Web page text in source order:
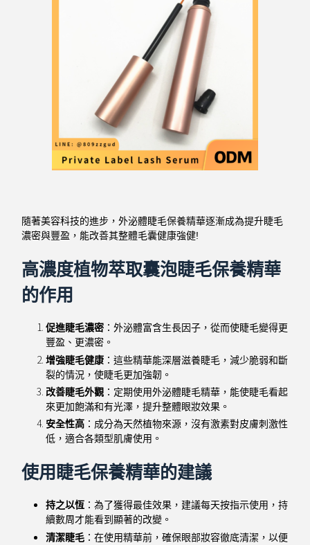
隨著美容科技的進步，外泌體睫毛保養精華逐漸成為提升睫毛
濃密與豐盈，能改善其整體毛囊健康強健!
高濃度植物萃取囊泡睫毛保養精華
的作用
促進睫毛濃密 ：外泌體富含生長因子，從而使睫毛變得更
豐盈、更濃密。
增強睫毛健康 ：這些精華能深層滋養睫毛，減少脆弱和斷
裂的情況，使睫毛更加強韌。
改善睫毛外觀 ：定期使用外泌體睫毛精華，能使睫毛看起
來更加飽滿和有光澤，提升整體眼妝效果。
安全性高 ：成分為天然植物來源，沒有激素對皮膚刺激性
低，適合各類型肌膚使用。
使用睫毛保養精華的建議
持之以恆 ：為了獲得最佳效果，建議每天按指示使用，持
續數周才能看到顯著的改變。
清潔睫毛 ：在使用精華前，確保眼部妝容徹底清潔，以便